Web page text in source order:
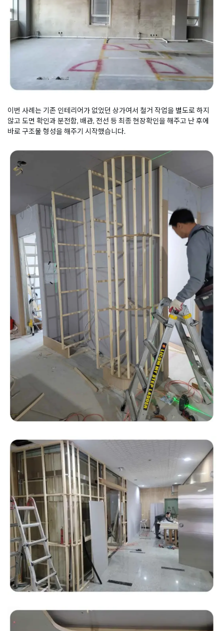
이번 사례는 기존 인테리어가 없었던 상가여서 철거 작업을 별도로 하지
않고 도면 확인과 분전함, 배관, 전선 등 최종 현장확인을 해주고 난 후에
바로 구조물 형성을 해주기 시작했습니다.